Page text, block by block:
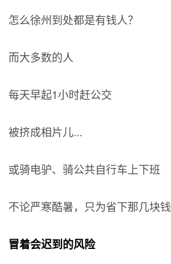
怎么徐州到处都是有钱人？
而大多数的人
每天早起1小时赶公交
被挤成相片儿...
或骑电驴、骑公共自行车上下班
不论严寒酷暑，只为省下那几块钱
冒着会迟到的风险